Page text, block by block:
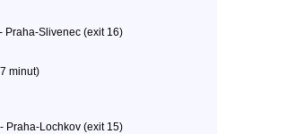
Praha-Slivenec (exit 16)
minut)
Praha-Lochkov (exit 15)